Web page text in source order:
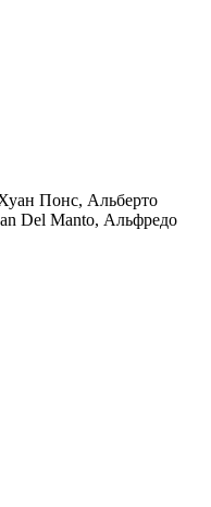
Понс, Альберто
Del Manto, Альфредо